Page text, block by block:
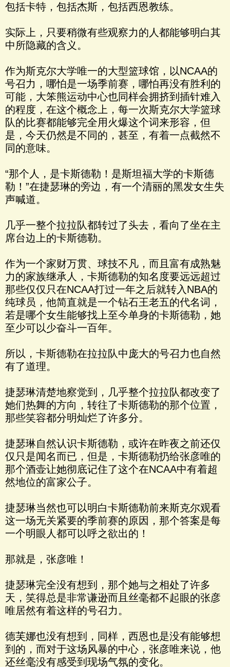
包括卡特，包括杰斯，包括西恩教练。
实际上，只要稍微有些观察力的人都能够明白其
中所隐藏的含义。
作为斯克尔大学唯一的大型篮球馆，以NCAA的
号召力，哪怕是一场季前赛，哪怕再没有胜利的
可能，大笨熊运动中心也同样会拥挤到插针难入
的程度，在这个概念上，每一次斯克尔大学篮球
队的比赛都能够完全用火爆这个词来形容，但
是，今天仍然是不同的，甚至，有着一点截然不
同的意味。
“那个人，是卡斯德勒！是斯坦福大学的卡斯德
勒！”在捷瑟琳的旁边，有一个清丽的黑发女生失
声喊道。
几乎一整个拉拉队都转过了头去，看向了坐在主
席台边上的卡斯德勒。
作为一个家财万贯、球技不凡，而且富有成熟魅
力的家族继承人，卡斯德勒的知名度要远远超过
那些仅仅只在NCAA打过一年之后就转入NBA的
纯球员，他简直就是一个钻石王老五的代名词，
若是哪个女生能够找上至今单身的卡斯德勒，她
至少可以少奋斗一百年。
所以，卡斯德勒在拉拉队中庞大的号召力也自然
有了道理。
捷瑟琳清楚地察觉到，几乎整个拉拉队都改变了
她们热舞的方向，转往了卡斯德勒的那个位置，
那些笑容都分明灿烂了许多分。
捷瑟琳自然认识卡斯德勒，或许在昨夜之前还仅
仅只是闻名而已，但是，卡斯德勒扔给张彦唯的
那个酒壶让她彻底记住了这个在NCAA中有着超
然地位的富家公子。
捷瑟琳当然也可以明白卡斯德勒前来斯克尔观看
这一场无关紧要的季前赛的原因，那个答案是每
一个明眼人都可以呼之欲出的！
那就是，张彦唯！
捷瑟琳完全没有想到，那个她与之相处了许多
天，笑得总是非常谦逊而且丝毫都不起眼的张彦
唯居然有着这样的号召力。
德芙娜也没有想到，同样，西恩也是没有能够想
到的，而对于这场风暴的中心，张彦唯来说，他
还丝毫没有感受到现场气氛的变化。